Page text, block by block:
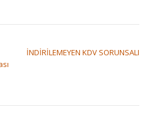
İNDİRİLEMEYEN KDV SORUNSALI